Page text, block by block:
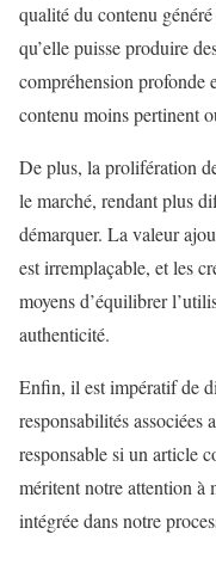
qualité du contenu
qu’elle puisse produire
compréhension profonde
contenu moins pertinent
De plus, la prolifération
le marché, rendant plus
démarquer. La valeur
est irremplaçable, et les
moyens d’équilibrer
authenticité.
Enfin, il est impératif de
responsabilités associées
responsable si un article
méritent notre attention à
intégrée dans notre